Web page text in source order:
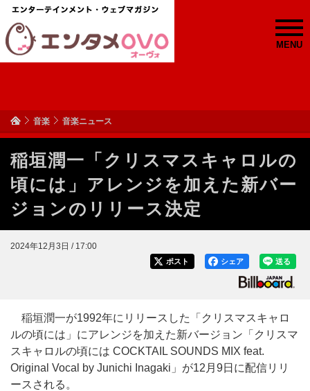
MENU
音楽 音楽ニュース
稲垣潤一「クリスマスキャロルの
頃には」アレンジを加えた新バー
ジョンのリリース決定
2024年12月3日 / 17:00
送る
シェア
ポスト
稲垣潤一が1992年にリリースした「クリスマスキャロ
ルの頃には」にアレンジを加えた新バージョン「クリスマ
スキャロルの頃には COCKTAIL SOUNDS MIX feat.
Original Vocal by Junichi Inagaki」が12月9日に配信リリ
ースされる。